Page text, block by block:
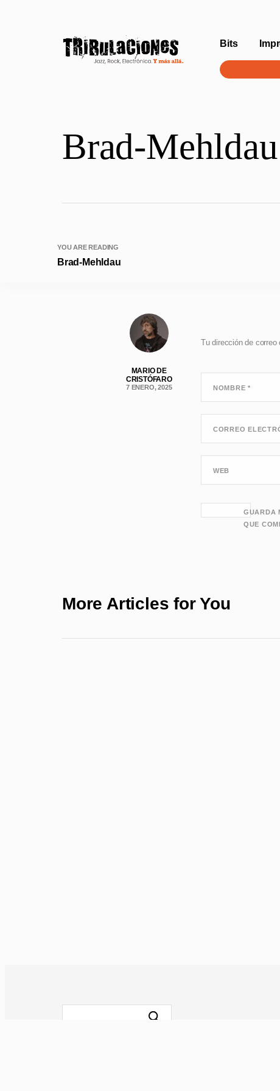
Bits
Brad-Mehldau
YOU ARE READING
Brad-Mehldau
MARIO DE
CRISTÓFARO
7 ENERO, 2025
Tu dirección de correo
NOMBRE*
CORREO
WEB
GUARDA
QUE
More Articles for You